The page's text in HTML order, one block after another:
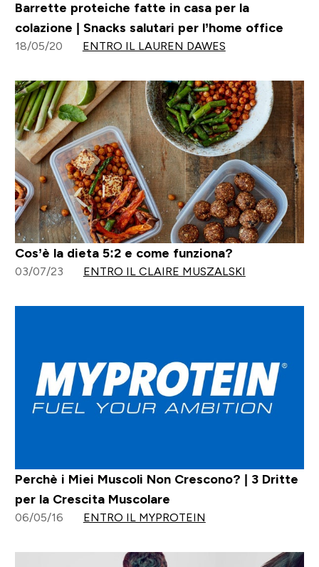
Barrette proteiche fatte in casa per la
colazione | Snacks salutari per l’home office
18/05/20 ENTRO IL LAUREN DAWES
Cos’è la dieta 5:2 e come funziona?
03/07/23 ENTRO IL CLAIRE MUSZALSKI
Perchè i Miei Muscoli Non Crescono? | 3 Dritte
per la Crescita Muscolare
06/05/16 ENTRO IL MYPROTEIN